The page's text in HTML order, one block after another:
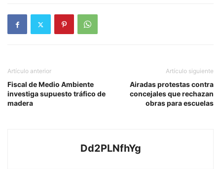
Artículo anterior
Fiscal de Medio Ambiente
investiga supuesto tráfico de
madera
Artículo siguiente
Airadas protestas contra
concejales que rechazan
obras para escuelas
Dd2PLNfhYg